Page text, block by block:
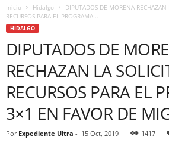
Inicio Hidalgo
DIPUTADOS DE MORENA
RECURSOS PARA EL PROGRAMA...
HIDALGO
DIPUTADOS DE
RECHAZAN LA
RECURSOS PARA EL
3×1 EN FAVOR DE
Por Expediente Ultra - 15 Oct, 2019 1417